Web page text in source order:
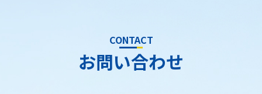
CONTACT
お問い合わせ